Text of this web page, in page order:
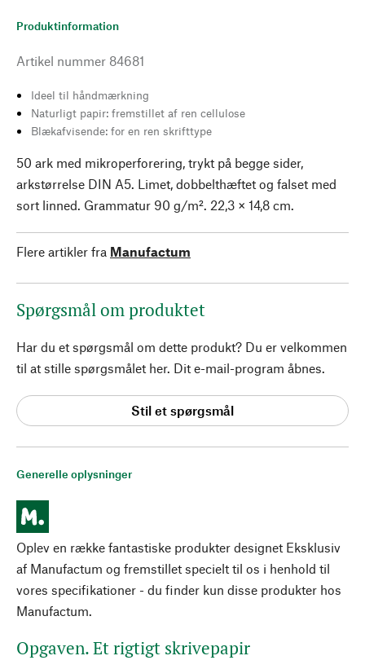
Generelle oplysninger
Oplev en række fantastiske produkter designet Eksklusiv
af Manufactum og fremstillet specielt til os i henhold til
vores specifikationer - du finder kun disse produkter hos
Manufactum.
Opgaven. Et rigtigt skrivepapir
Produktinformation
Artikel nummer 84681
Ideel til håndmærkning
Naturligt papir: fremstillet af ren cellulose
Blækafvisende: for en ren skrifttype
50 ark med mikroperforering, trykt på begge sider,
arkstørrelse DIN A5. Limet, dobbelthæftet og falset med
sort linned. Grammatur 90 g/m². 22,3 × 14,8 cm.
Flere artikler fra Manufactum
Spørgsmål om produktet
Har du et spørgsmål om dette produkt? Du er velkommen
til at stille spørgsmålet her. Dit e-mail-program åbnes.
Stil et spørgsmål